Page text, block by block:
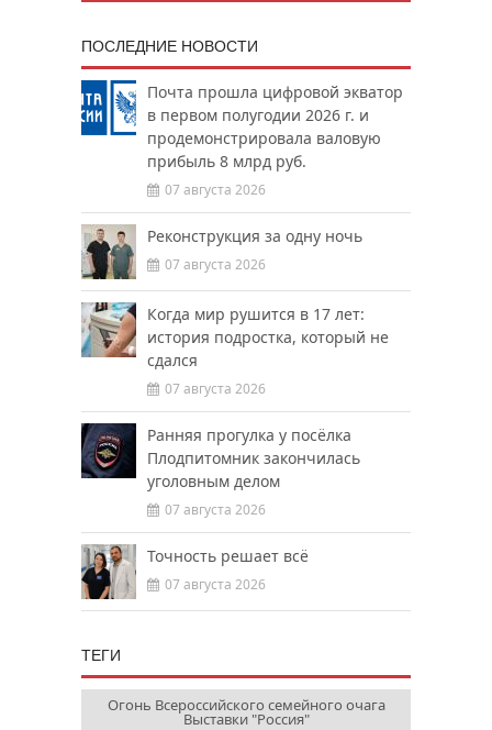
ПОСЛЕДНИЕ НОВОСТИ
Почта прошла цифровой экватор
в первом полугодии 2026 г. и
продемонстрировала валовую
прибыль 8 млрд руб.
07 августа 2026
Реконструкция за одну ночь
07 августа 2026
Когда мир рушится в 17 лет:
история подростка, который не
сдался
07 августа 2026
Ранняя прогулка у посёлка
Плодпитомник закончилась
уголовным делом
07 августа 2026
Точность решает всё
07 августа 2026
ТЕГИ
Огонь Всероссийского семейного очага
Выставки "Россия"